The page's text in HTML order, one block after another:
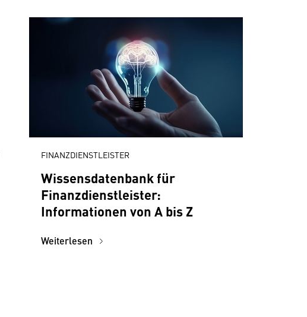
FINANZDIENSTLEISTER
Wissensdatenbank für
Finanzdienstleister:
Informationen von A bis Z
Weiterlesen